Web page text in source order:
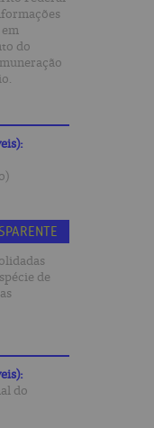
do
de
do